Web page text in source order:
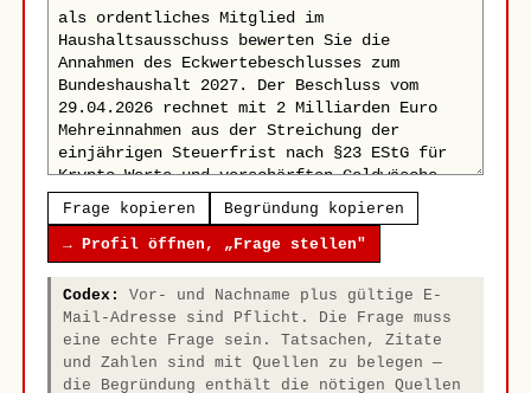
Frage kopieren Begründung kopieren
→ Profil öffnen, „Frage stellen"
Codex:
Vor- und Nachname plus gültige E-
Mail-Adresse sind Pflicht. Die Frage muss
eine echte Frage sein. Tatsachen, Zitate
und Zahlen sind mit Quellen zu belegen —
die Begründung enthält die nötigen Quellen